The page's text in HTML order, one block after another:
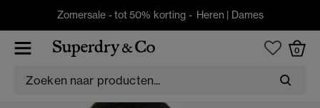
Zomersale - tot 50% korting - Heren | Dames
0